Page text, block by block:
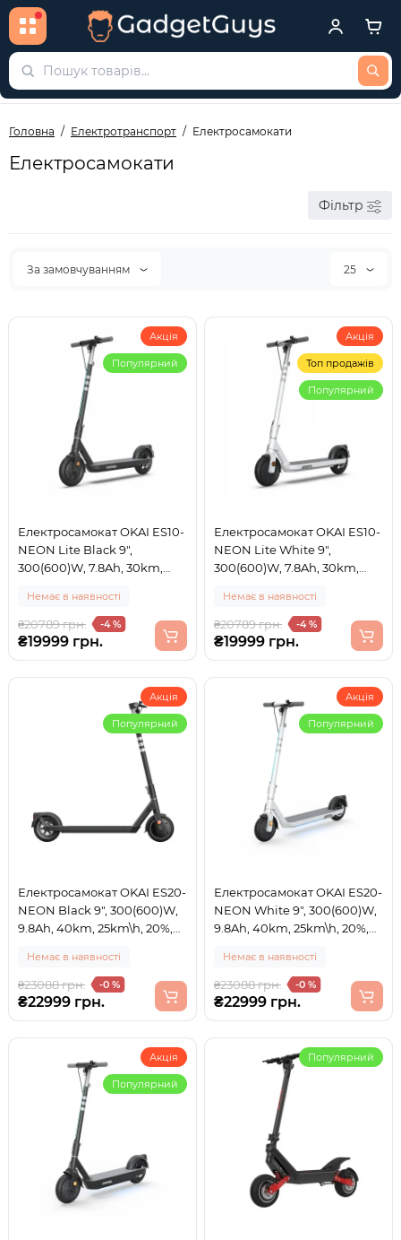
Головна Електротранспорт Електросамокати
Електросамокати
Фільтр
За замовчуванням 25
Акція
Популярний
Електросамокат OKAI ES10-
NEON Lite Black 9",
300(600)W, 7.8Ah, 30km,
(ES10-B)
Немає в наявності
₴20789 грн. -4 %
₴19999 грн.
Акція
Топ продажів
Популярний
Електросамокат OKAI ES10-
NEON Lite White 9",
300(600)W, 7.8Ah, 30km,
(ES10-W)
Немає в наявності
₴20789 грн. -4 %
₴19999 грн.
Акція
Популярний
Електросамокат OKAI ES20-
NEON Black 9", 300(600)W,
9.8Ah, 40km, 25km\h, 20%,
Немає в наявності
₴23088 грн. -0 %
₴22999 грн.
Акція
Популярний
Електросамокат OKAI ES20-
NEON White 9", 300(600)W,
9.8Ah, 40km, 25km\h, 20%,
Немає в наявності
₴23088 грн. -0 %
₴22999 грн.
Акція
Популярний
Популярний